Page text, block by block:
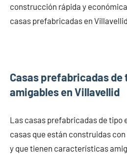
construcción rápida y
casas prefabricadas en
Casas prefabricadas de
amigables en Villavellid
Las casas prefabricadas de tipo
casas que están construidas
y que tienen características